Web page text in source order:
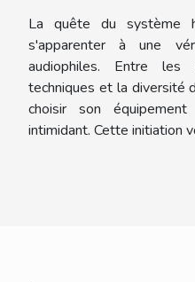
La quête du système
s'apparenter à une
audiophiles. Entre les
techniques et la diversité
choisir son
intimidant. Cette initiation